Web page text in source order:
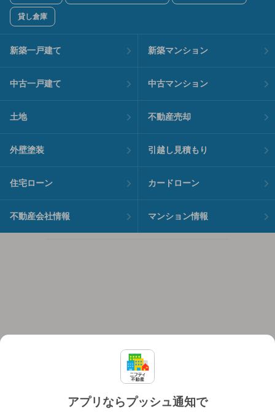
アプリならプッシュ通知で
貸し倉庫
新築一戸建て 新築マンション
中古一戸建て 中古マンション
土地 不動産売却
外壁塗装 引越し見積もり
住宅ローン カードローン
不動産会社情報 マンション情報